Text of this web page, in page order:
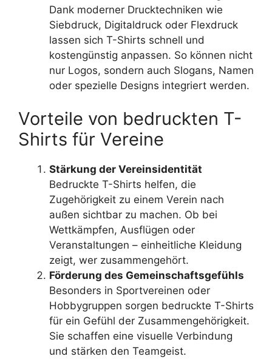
Dank moderner Drucktechniken wie
Siebdruck, Digitaldruck oder Flexdruck
lassen sich T-Shirts schnell und
kostengünstig anpassen. So können nicht
nur Logos, sondern auch Slogans, Namen
oder spezielle Designs integriert werden.
Vorteile von bedruckten T-
Shirts für Vereine
Stärkung der Vereinsidentität
Bedruckte T-Shirts helfen, die
Zugehörigkeit zu einem Verein nach
außen sichtbar zu machen. Ob bei
Wettkämpfen, Ausflügen oder
Veranstaltungen – einheitliche Kleidung
zeigt, wer zusammengehört.
Förderung des Gemeinschaftsgefühls
Besonders in Sportvereinen oder
Hobbygruppen sorgen bedruckte T-Shirts
für ein Gefühl der Zusammengehörigkeit.
Sie schaffen eine visuelle Verbindung
und stärken den Teamgeist.